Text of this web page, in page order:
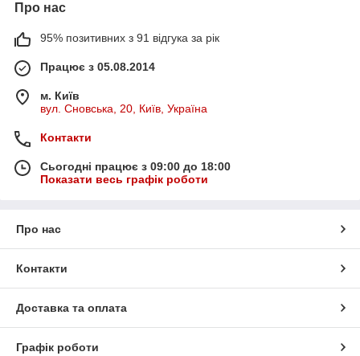
Про нас
95% позитивних з 91 відгука за рік
Працює з 05.08.2014
м. Київ
вул. Сновська, 20, Київ, Україна
Контакти
Сьогодні працює з 09:00 до 18:00
Показати весь графік роботи
Про нас
Контакти
Доставка та оплата
Графік роботи